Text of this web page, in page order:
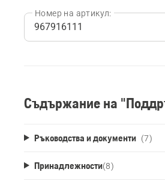
Номер на артикул:
Съдържание на
Ръководства и документи (7)
Принадлежности(8)